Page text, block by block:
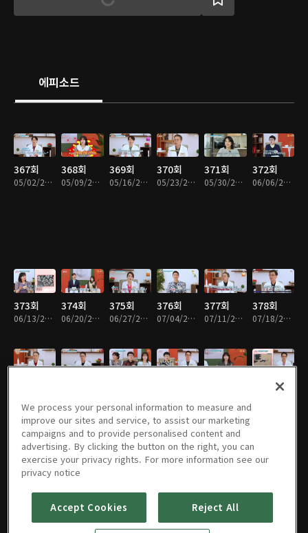
에피소드
367회
05/02/2024 • 46분
368회
05/09/2024 • 46분
369회
05/16/2024 • 46분
370회
05/23/2024 • 46분
371회
05/30/2024 • 46분
372회
06/06/2024 • 46분
373회
06/13/2024 • 45분
374회
06/20/2024 • 46분
375회
06/27/2024 • 46분
376회
07/04/2024 • 46분
377회
07/11/2024 • 46분
378회
07/18/2024 • 46분
384회
385회
09/05/2024 • 45분
386회 387회 388회 389회 390회
We process your personal information to measure and
improve our sites and service, to assist our marketing
campaigns and to provide personalised content and
advertising. By clicking the button on the right, you can
exercise your privacy rights. For more information see our
privacy notice
Accept Cookies Reject All